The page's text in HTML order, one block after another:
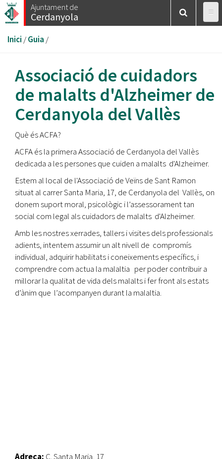
Vés
al
Ajuntament de
Cerdanyola
Esteu
aquí
Inici /Guia /
Associació de cuidadors
de malalts d'Alzheimer de
Cerdanyola del Vallès
Què és ACFA?
ACFA és la primera Associació de Cerdanyola del Vallès
dedicada a les persones que cuiden a malalts d'Alzheimer.
Estem al local de l'Associació de Veïns de Sant Ramon
situat al carrer Santa Maria, 17, de Cerdanyola del Vallès, on
donem suport moral, psicològic i l’assessorament tan
social com legal als cuidadors de malalts d'Alzheimer.
Amb les nostres xerrades, tallers i visites dels professionals
adients, intentem assumir un alt nivell de compromís
individual, adquirir habilitats i coneixements específics, i
comprendre com actua la malaltia per poder contribuir a
millorar la qualitat de vida dels malalts i fer front als estats
d’ànim que l’acompanyen durant la malaltia.
Adreça: C. Santa Maria, 17